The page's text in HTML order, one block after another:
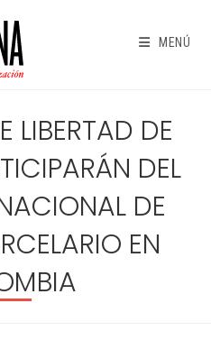
MENÚ
LIBERTAD DE
DEL
DE
EN